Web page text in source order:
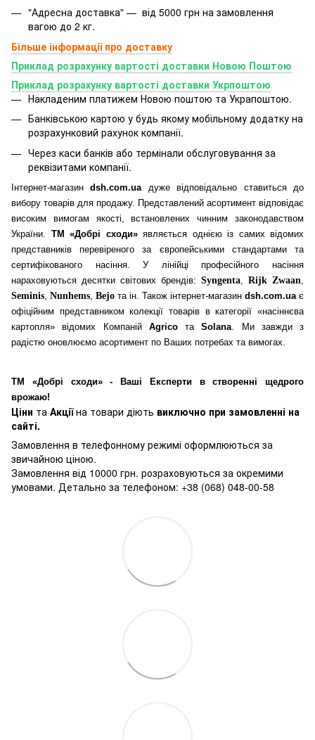
"Адресна доставка" — від 5000 грн на замовлення
вагою до 2 кг.
Більше інформації про доставку
Приклад розрахунку вартості доставки Новою Поштою
Приклад розрахунку вартості доставки Укрпоштою
Накладеним платижем Новою поштою та Украпоштою.
Банківською картою у будь якому мобільному додатку на
розрахунковий рахунок компанії.
Через каси банків або термінали обслуговування за
реквізитами компанії.
Інтернет-магазинdsh.com.ua дуже відповідально ставиться до
вибору товарів для продажу. Представлений асортимент відповідає
високим вимогам якості, встановлених чинним законодавством
України. ТМ «Добрі сходи»являється однією із самих відомих
представників перевіреного за європейськими стандартами та
сертифікованого насіння. У лінійці професійного насіння
нараховуються десятки світових брендів: Syngenta Rijk Zwaan
Seminis Nunhems Bejo та ін. Також інтернет-магазин dsh.com.ua є
офіційним представником колекції товарів в категорії «насіннєва
картопля» відомих Компаній AgricoтаSolana . Ми завжди з
радістю оновлюємо асортимент по Ваших потребах та вимогах.
ТМ «Добрі сходи» - Ваші Експерти в створенні щедрого
врожаю!
Ціни та Акціїна товари діють виключно при замовленні на
сайті.
Замовлення в телефонному режимі оформлюються за
звичайною ціною.
Замовлення від 10000 грн. розраховуються за окремими
умовами. Детально за телефоном: +38 (068) 048-00-58